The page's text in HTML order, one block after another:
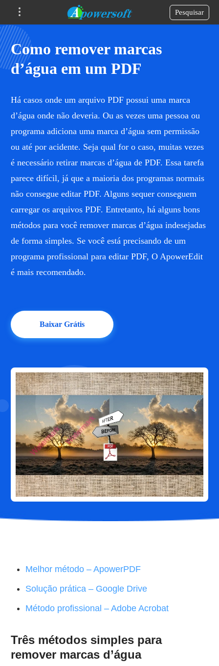
Pesquisar
Como remover marcas
d’água em um PDF
Há casos onde um arquivo PDF possui uma marca
d’água onde não deveria. Ou as vezes uma pessoa ou
programa adiciona uma marca d’água sem permissão
ou até por acidente. Seja qual for o caso, muitas vezes
é necessário retirar marcas d’água de PDF. Essa tarefa
parece difícil, já que a maioria dos programas normais
não consegue editar PDF. Alguns sequer conseguem
carregar os arquivos PDF. Entretanto, há alguns bons
métodos para você remover marcas d’água indesejadas
de forma simples. Se você está precisando de um
programa profissional para editar PDF, O ApowerEdit
é mais recomendado.
Baixar Grátis
Melhor método – ApowerPDF
Solução prática – Google Drive
Método profissional – Adobe Acrobat
Três métodos simples para
remover marcas d’água